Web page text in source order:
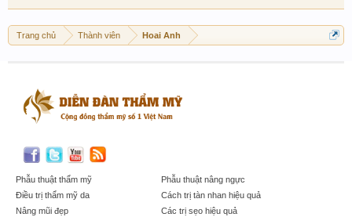
Trang chủ Thành viên Hoai Anh
Phẫu thuật thẩm mỹ
Điều trị thẩm mỹ da
Nâng mũi đẹp
Phẫu thuật nâng ngực
Cách trị tàn nhan hiệu quả
Các trị sẹo hiệu quả